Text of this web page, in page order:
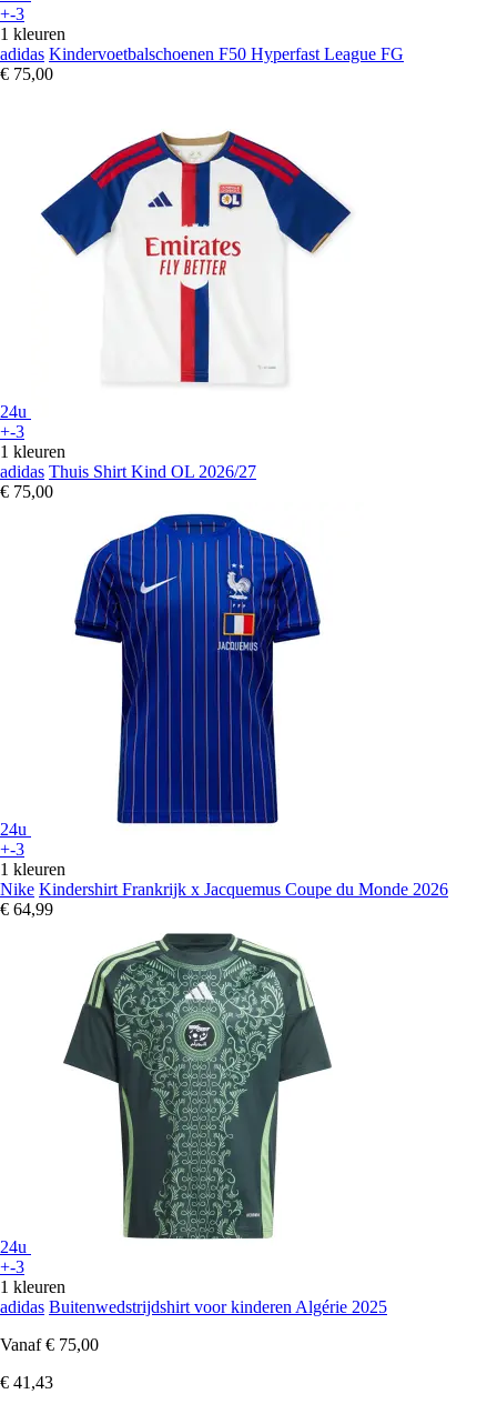
+-3
1 kleuren
adidas Kindervoetbalschoenen F50 Hyperfast League FG
€ 75,00
24u
+-3
1 kleuren
adidas Thuis Shirt Kind OL 2026/27
€ 75,00
24u
+-3
1 kleuren
Nike Kindershirt Frankrijk x Jacquemus Coupe du Monde 2026
€ 64,99
24u
+-3
1 kleuren
adidas Buitenwedstrijdshirt voor kinderen Algérie 2025
Vanaf € 75,00
€ 41,43